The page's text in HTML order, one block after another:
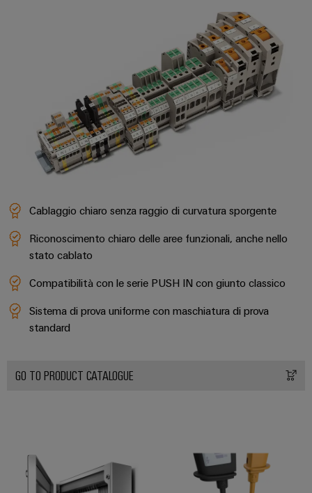
Industrial
Connectivity.
Configuratore
Ingegneria
Cablaggio chiaro senza raggio di curvatura sporgente
Riconoscimento chiaro delle aree funzionali, anche nello
stato cablato
Compatibilità con le serie PUSH IN con giunto classico
Sistema di prova uniforme con maschiatura di prova
standard
GO TO PRODUCT CATALOGUE